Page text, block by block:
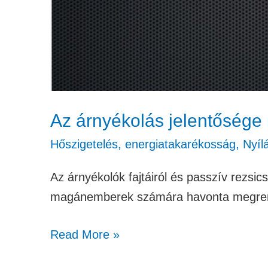
Az árnyékolás
Hőszigetelés, energiatakarékosság,
Az árnyékolók fajtáiról és passzív
magánemberek számára havonta
Read More »